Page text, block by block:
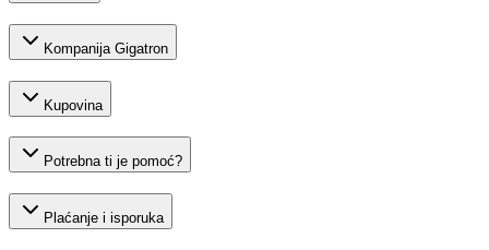
Kompanija Gigatron
Kupovina
Potrebna ti je pomoć?
Plaćanje i isporuka